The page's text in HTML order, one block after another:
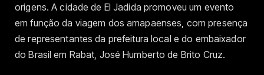
origens. A cidade de El Jadida promoveu um evento
em função da viagem dos amapaenses, com presença
de representantes da prefeitura local e do embaixador
do Brasil em Rabat, José Humberto de Brito Cruz.